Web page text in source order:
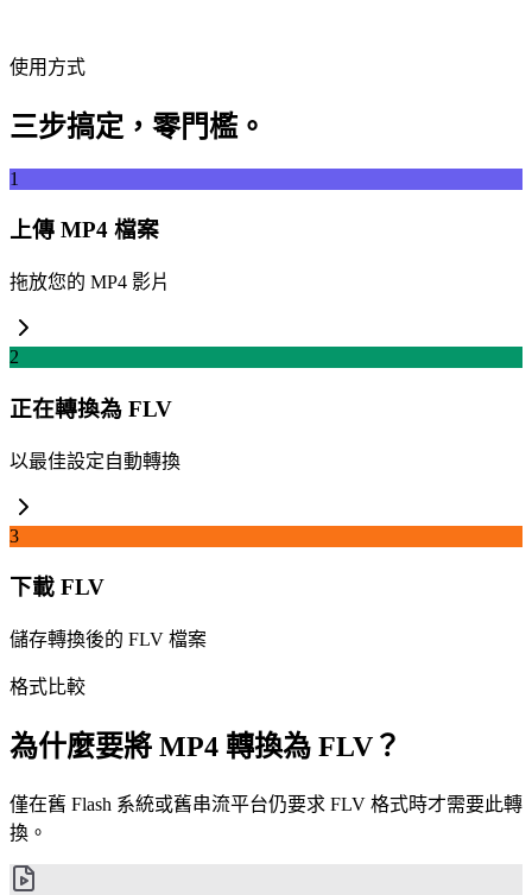
使用方式
三步搞定，零門檻。
1
上傳 MP4 檔案
拖放您的 MP4 影片
2
正在轉換為 FLV
以最佳設定自動轉換
3
下載 FLV
儲存轉換後的 FLV 檔案
格式比較
為什麼要將 MP4 轉換為 FLV？
僅在舊 Flash 系統或舊串流平台仍要求 FLV 格式時才需要此轉
換。